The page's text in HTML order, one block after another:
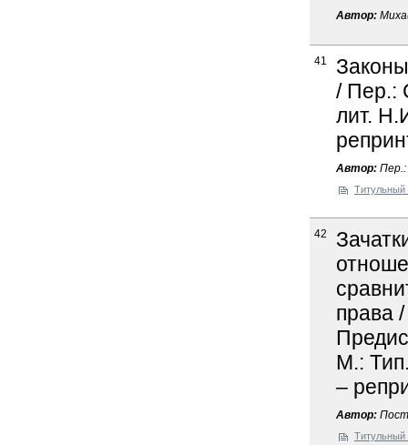
Автор:
41
/ Пер.:
лит.
Автор: Пер.:
Титульный
42
права
М.:
–
Автор: Пост
Титульный